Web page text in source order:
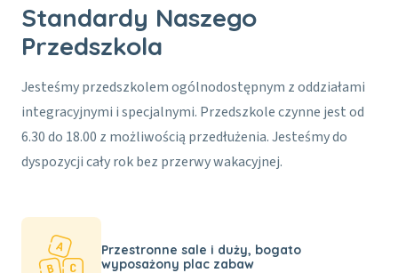
Standardy Naszego
Przedszkola
Jesteśmy przedszkolem ogólnodostępnym z oddziałami
integracyjnymi i specjalnymi. Przedszkole czynne jest od
6.30 do 18.00 z możliwością przedłużenia. Jesteśmy do
dyspozycji cały rok bez przerwy wakacyjnej.
Przestronne sale i duży, bogato
wyposażony plac zabaw